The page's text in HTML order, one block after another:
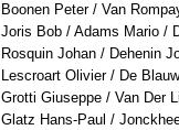
Boonen Peter / Van
Joris Bob / Adams Mario /
Rosquin Johan / Dehenin
Lescroart Olivier / De
Grotti Giuseppe / Van Der
Glatz Hans-Paul /